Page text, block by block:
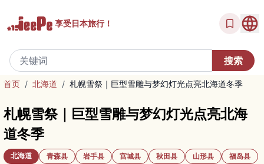
享受日本旅行！
首页 / 北海道 / 札幌雪祭｜巨型雪雕与梦幻灯光点亮北海道冬季
札幌雪祭｜巨型雪雕与梦幻灯光点亮北海
道冬季
北海道 青森县 岩手县 宫城县 秋田县 山形县 福岛县